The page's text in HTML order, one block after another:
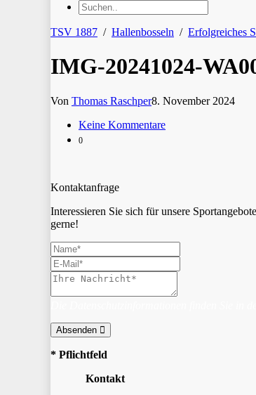
TSV 1887 / Hallenbosseln / Erfolgreiches
IMG-20241024-
Von Thomas Raschper8. November 2024
Keine Kommentare
0
Kontaktanfrage
Interessieren Sie sich für unsere
gerne!
Absenden
* Pflichtfeld
Kontakt